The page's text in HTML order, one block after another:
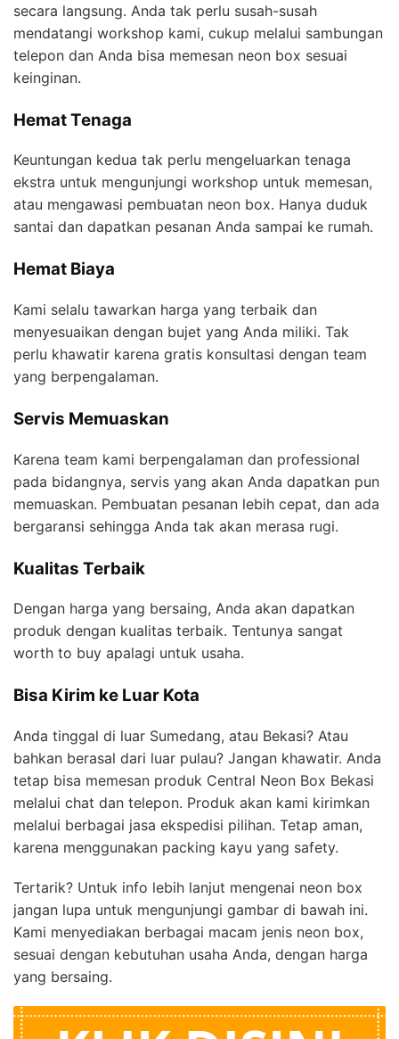
secara langsung. Anda tak perlu susah-susah
mendatangi workshop kami, cukup melalui sambungan
telepon dan Anda bisa memesan neon box sesuai
keinginan.
Hemat Tenaga
Keuntungan kedua tak perlu mengeluarkan tenaga
ekstra untuk mengunjungi workshop untuk memesan,
atau mengawasi pembuatan neon box. Hanya duduk
santai dan dapatkan pesanan Anda sampai ke rumah.
Hemat Biaya
Kami selalu tawarkan harga yang terbaik dan
menyesuaikan dengan bujet yang Anda miliki. Tak
perlu khawatir karena gratis konsultasi dengan team
yang berpengalaman.
Servis Memuaskan
Karena team kami berpengalaman dan professional
pada bidangnya, servis yang akan Anda dapatkan pun
memuaskan. Pembuatan pesanan lebih cepat, dan ada
bergaransi sehingga Anda tak akan merasa rugi.
Kualitas Terbaik
Dengan harga yang bersaing, Anda akan dapatkan
produk dengan kualitas terbaik. Tentunya sangat
worth to buy apalagi untuk usaha.
Bisa Kirim ke Luar Kota
Anda tinggal di luar Sumedang, atau Bekasi? Atau
bahkan berasal dari luar pulau? Jangan khawatir. Anda
tetap bisa memesan produk Central Neon Box Bekasi
melalui chat dan telepon. Produk akan kami kirimkan
melalui berbagai jasa ekspedisi pilihan. Tetap aman,
karena menggunakan packing kayu yang safety.
Tertarik? Untuk info lebih lanjut mengenai neon box
jangan lupa untuk mengunjungi gambar di bawah ini.
Kami menyediakan berbagai macam jenis neon box,
sesuai dengan kebutuhan usaha Anda, dengan harga
yang bersaing.